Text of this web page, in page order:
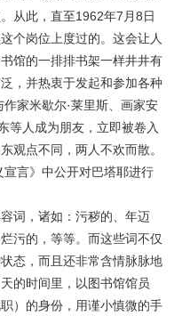
从此，直至1962年7月8日
个岗位上度过的。这会让人
馆的一排排书架一样井井有
，并热衷于发起和参加各种
家米歇尔·莱里斯、画家安
等人成为朋友，立即被卷入
观点不同，两人不欢而散。
言》中公开对巴塔耶进行
词，诸如：污秽的、年迈
污的，等等。而这些词不仅
态，而且还非常含情脉脉地
的时间里，以图书馆馆员
）的身份，用谨小慎微的手